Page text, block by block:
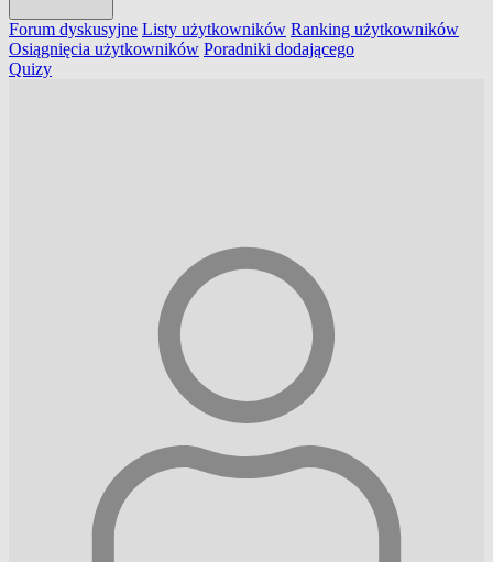
Forum dyskusyjne Listy użytkowników Ranking użytkowników
Osiągnięcia użytkowników Poradniki dodającego
Quizy